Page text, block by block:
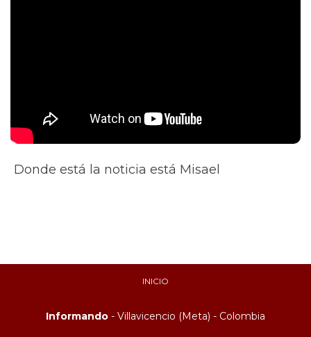
Donde está la noticia está Misael
INICIO
Informando - Villavicencio (Meta) - Colombia